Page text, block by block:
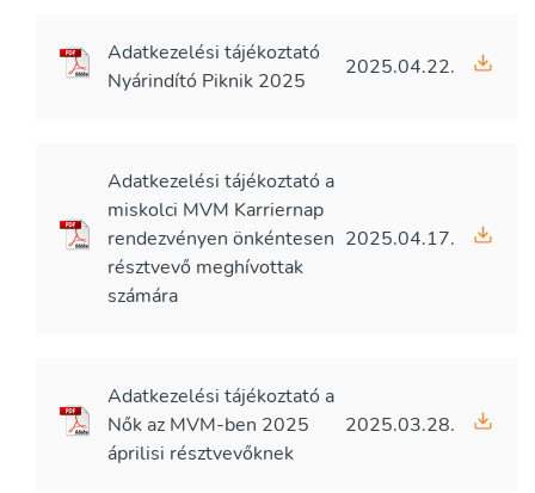
Adatkezelési tájékoztató
Nyárindító Piknik 2025
2025.04.22.
Adatkezelési tájékoztató a
miskolci MVM Karriernap
rendezvényen önkéntesen
résztvevő meghívottak
számára
2025.04.17.
Adatkezelési tájékoztató a
Nők az MVM-ben 2025
áprilisi résztvevőknek
2025.03.28.